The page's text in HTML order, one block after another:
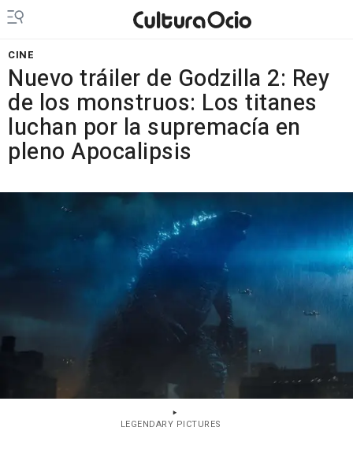
CINE
Nuevo tráiler de Godzilla 2: Rey
de los monstruos: Los titanes
luchan por la supremacía en
pleno Apocalipsis
LEGENDARY PICTURES